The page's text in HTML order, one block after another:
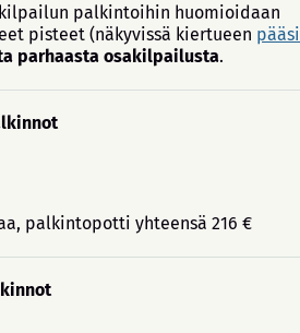
palkintoihin huomioidaan
pisteet (näkyvissä kiertueen
parhaasta osakilpailusta.
palkintopotti yhteensä 216 €